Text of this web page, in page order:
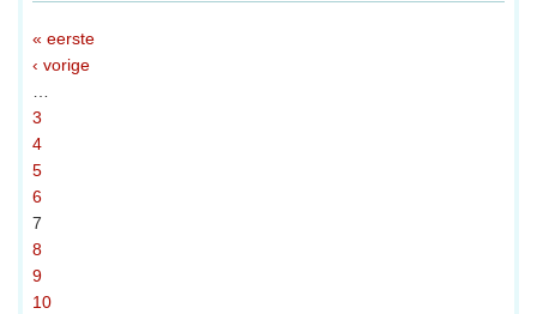
« eerste
‹ vorige
…
3
4
5
6
7
8
9
10